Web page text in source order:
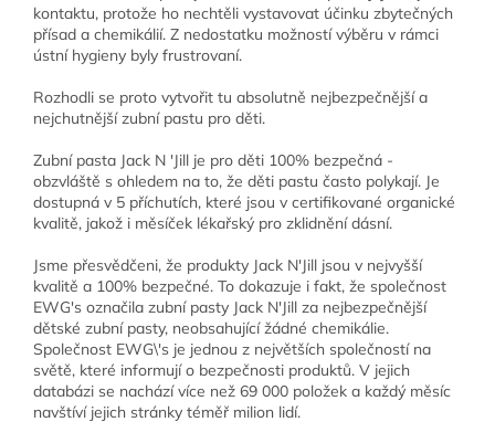
kontaktu, protože ho nechtěli vystavovat účinku zbytečných
přísad a chemikálií. Z nedostatku možností výběru v rámci
ústní hygieny byly frustrovaní.
Rozhodli se proto vytvořit tu absolutně nejbezpečnější a
nejchutnější zubní pastu pro děti.
Zubní pasta Jack N 'Jill je pro děti 100% bezpečná -
obzvláště s ohledem na to, že děti pastu často polykají. Je
dostupná v 5 příchutích, které jsou v certifikované organické
kvalitě, jakož i měsíček lékařský pro zklidnění dásní.
Jsme přesvědčeni, že produkty Jack N'Jill jsou v nejvyšší
kvalitě a 100% bezpečné. To dokazuje i fakt, že společnost
EWG's označila zubní pasty Jack N'Jill za nejbezpečnější
dětské zubní pasty, neobsahující žádné chemikálie.
Společnost EWG\'s je jednou z největších společností na
světě, které informují o bezpečnosti produktů. V jejich
databázi se nachází více než 69 000 položek a každý měsíc
navštíví jejich stránky téměř milion lidí.